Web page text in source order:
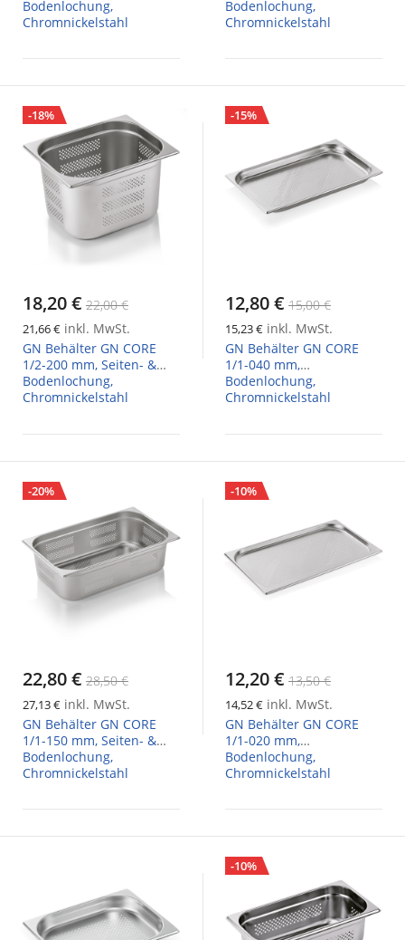
Bodenlochung,
Chromnickelstahl
Bodenlochung,
Chromnickelstahl
-18%
18,20 € 22,00 €
21,66 € inkl. MwSt.
GN Behälter GN CORE
1/2-200 mm, Seiten- &
Bodenlochung,
Chromnickelstahl
-15%
12,80 € 15,00 €
15,23 € inkl. MwSt.
GN Behälter GN CORE
1/1-040 mm,
Bodenlochung,
Chromnickelstahl
-20%
22,80 € 28,50 €
27,13 € inkl. MwSt.
GN Behälter GN CORE
1/1-150 mm, Seiten- &
Bodenlochung,
Chromnickelstahl
-10%
12,20 € 13,50 €
14,52 € inkl. MwSt.
GN Behälter GN CORE
1/1-020 mm,
Bodenlochung,
Chromnickelstahl
-10%